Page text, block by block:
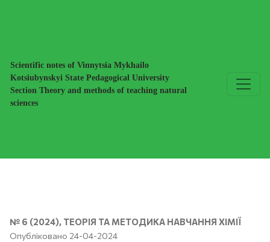
Scientific notes of Vinnytsia Mykhailo
Kotsiubynskyi State Pedagogical University
Section Theory and methods of teaching natural
sciences
№ 6 (2024), ТЕОРІЯ ТА МЕТОДИКА НАВЧАННЯ ХІМІЇ
Опубліковано 24-04-2024